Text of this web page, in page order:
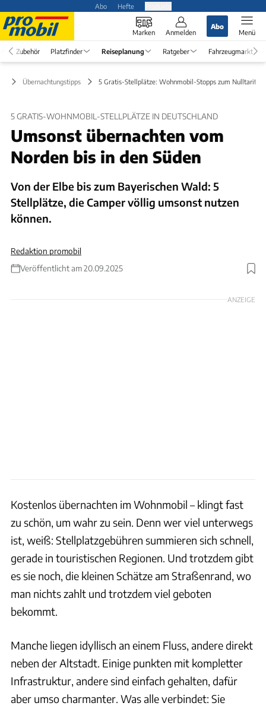
Abo Hefte
Marken Anmelden
Abo
Menü
Zubehör Platzfinder Reiseplanung Ratgeber Fahrzeugmarkt
Übernachtungstipps 5 Gratis-Stellplätze: Wohnmobil-Stopps zum Nulltarif
5 GRATIS-WOHNMOBIL-STELLPLÄTZE IN DEUTSCHLAND
Umsonst übernachten vom
Norden bis in den Süden
Von der Elbe bis zum Bayerischen Wald: 5
Stellplätze, die Camper völlig umsonst nutzen
können.
Redaktion promobil
Veröffentlicht am 20.09.2025
Foto: Klaus Zwingenberger
ANZEIGE
Kostenlos übernachten im Wohnmobil – klingt fast
zu schön, um wahr zu sein. Denn wer viel unterwegs
ist, weiß: Stellplatzgebühren summieren sich schnell,
gerade in touristischen Regionen. Und trotzdem gibt
es sie noch, die kleinen Schätze am Straßenrand, wo
man nichts zahlt und trotzdem viel geboten
bekommt.
Manche liegen idyllisch an einem Fluss, andere direkt
neben der Altstadt. Einige punkten mit kompletter
Infrastruktur, andere sind einfach gehalten, dafür
aber umso charmanter. Was alle verbindet: Sie